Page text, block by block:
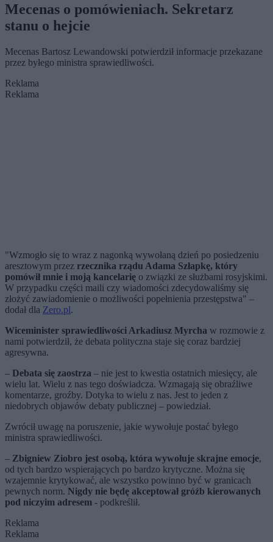
Mecenas o pomówieniach. Sekretarz
stanu o hejcie
Mecenas Bartosz Lewandowski potwierdził informacje przekazane
przez byłego ministra sprawiedliwości.
Reklama
Reklama
"Wzmogło się to wraz z nagonką wywołaną dzień po posiedzeniu
aresztowym przez rzecznika rządu Adama Szłapkę, który
pomówił mnie i moją kancelarię o związki ze służbami rosyjskimi.
W przypadku części maili czy wiadomości zdecydowaliśmy się
złożyć zawiadomienie o możliwości popełnienia przestępstwa" –
dodał dla Zero.pl.
Wiceminister sprawiedliwości Arkadiusz Myrcha w rozmowie z
nami potwierdził, że debata polityczna staje się coraz bardziej
agresywna.
– Debata się zaostrza – nie jest to kwestia ostatnich miesięcy, ale
wielu lat. Wielu z nas tego doświadcza. Wzmagają się obraźliwe
komentarze, groźby. Dotyka to wielu z nas. Jest to jeden z
niedobrych objawów debaty publicznej – powiedział.
Zwrócił uwagę na poruszenie, jakie wywołuje postać byłego
ministra sprawiedliwości.
– Zbigniew Ziobro jest osobą, która wywołuje skrajne emocje,
od tych bardzo wspierających po bardzo krytyczne. Można się
wzajemnie krytykować, ale wszystko powinno być w granicach
pewnych norm. Nigdy nie będę akceptował gróźb kierowanych
pod niczyim adresem - podkreślił.
Reklama
Reklama